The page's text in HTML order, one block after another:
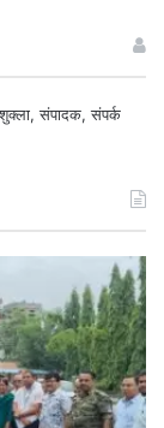
संपादक, संपर्क